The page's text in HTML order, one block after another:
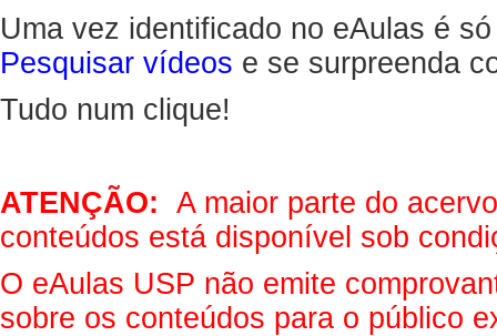
Uma vez identificado no eAulas é
Pesquisar vídeos e se surpreenda
Tudo num clique!
ATENÇÃO: A maior parte do
conteúdos está disponível sob
O eAulas USP não emite
sobre os conteúdos para o público